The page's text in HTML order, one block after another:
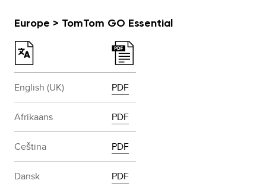
Europe > TomTom GO Essential
English (UK) PDF
Afrikaans PDF
Ceština PDF
Dansk PDF